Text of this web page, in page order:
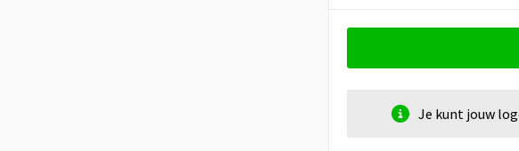
Je kunt jouw